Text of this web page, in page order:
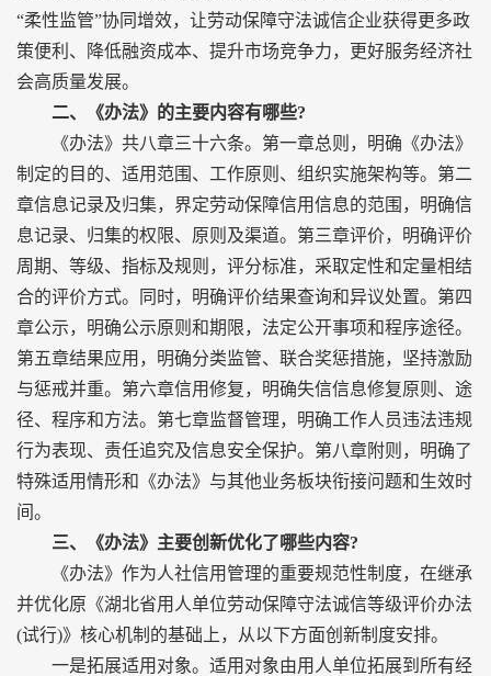
“柔性监管”协同增效，让劳动保障守法诚信企业获得更多政
策便利、降低融资成本、提升市场竞争力，更好服务经济社
会高质量发展。
二、《办法》的主要内容有哪些?
《办法》共八章三十六条。第一章总则，明确《办法》
制定的目的、适用范围、工作原则、组织实施架构等。第二
章信息记录及归集，界定劳动保障信用信息的范围，明确信
息记录、归集的权限、原则及渠道。第三章评价，明确评价
周期、等级、指标及规则，评分标准，采取定性和定量相结
合的评价方式。同时，明确评价结果查询和异议处置。第四
章公示，明确公示原则和期限，法定公开事项和程序途径。
第五章结果应用，明确分类监管、联合奖惩措施，坚持激励
与惩戒并重。第六章信用修复，明确失信信息修复原则、途
径、程序和方法。第七章监督管理，明确工作人员违法违规
行为表现、责任追究及信息安全保护。第八章附则，明确了
特殊适用情形和《办法》与其他业务板块衔接问题和生效时
间。
三、《办法》主要创新优化了哪些内容?
《办法》作为人社信用管理的重要规范性制度，在继承
并优化原《湖北省用人单位劳动保障守法诚信等级评价办法
(试行)》核心机制的基础上，从以下方面创新制度安排。
一是拓展适用对象。适用对象由用人单位拓展到所有经